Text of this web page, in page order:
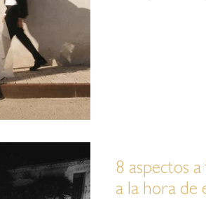
8 aspectos
a la hora de